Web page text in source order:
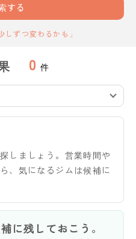
する
しずつ変わるかも」
0 件
しましょう。営業時間や
、気になるジムは候補に
に残しておこう。